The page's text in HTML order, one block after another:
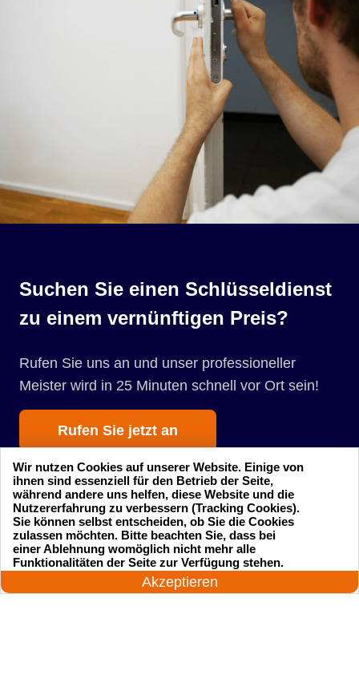
Suchen Sie einen Schlüsseldienst
zu einem vernünftigen Preis?
Rufen Sie uns an und unser professioneller
Meister wird in 25 Minuten schnell vor Ort sein!
Rufen Sie jetzt an
Startseite Einsatzgebiete
Preise
24 Stunden am Tag
Akzeptieren
Wir nutzen Cookies auf unserer Website. Einige von
ihnen sind essenziell für den Betrieb der Seite,
während andere uns helfen, diese Website und die
Nutzererfahrung zu verbessern (Tracking Cookies).
Sie können selbst entscheiden, ob Sie die Cookies
zulassen möchten. Bitte beachten Sie, dass bei
einer Ablehnung womöglich nicht mehr alle
Funktionalitäten der Seite zur Verfügung stehen.